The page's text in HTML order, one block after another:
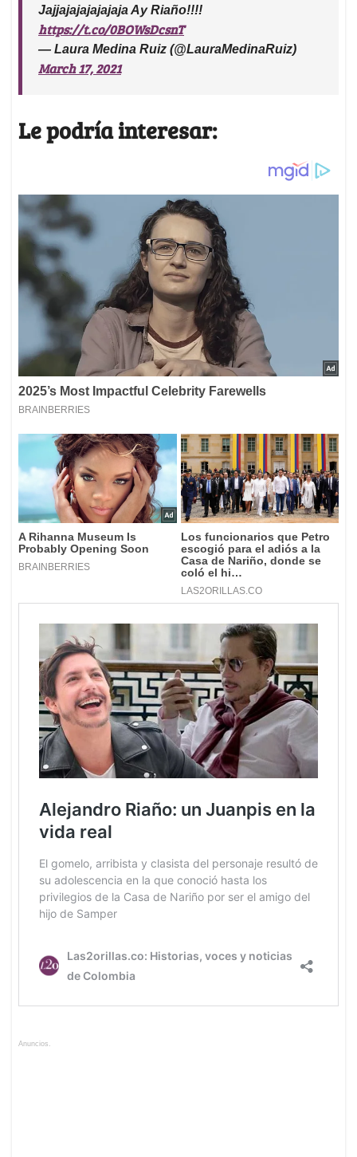
Jajjajajajajajaja Ay Riaño!!!!
https://t.co/0BOWsDcsnT
— Laura Medina Ruiz (@LauraMedinaRuiz)
March 17, 2021
Le podría interesar:
Anuncios.